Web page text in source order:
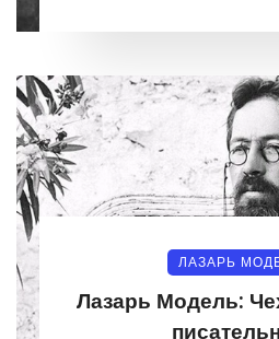
ЛАЗАРЬ
Лазарь Модель: